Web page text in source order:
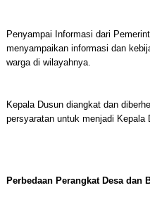
Penyampai Informasi dari
menyampaikan informasi dan
warga di wilayahnya.
Kepala Dusun diangkat dan
persyaratan untuk menjadi Kepala
Perbedaan Perangkat Desa dan